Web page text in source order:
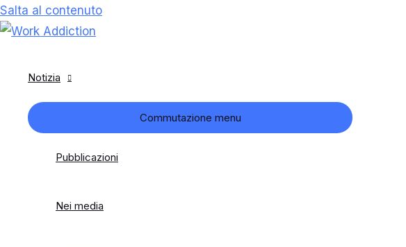
Salta al contenuto
Notizia
Commutazione menu
Pubblicazioni
Nei media